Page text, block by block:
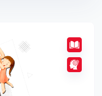
и
подготовки
: 40